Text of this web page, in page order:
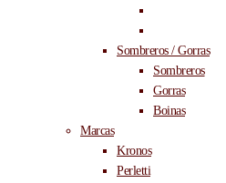
Sombreros / Gorras
Sombreros
Gorras
Boinas
Marcas
Kronos
Perletti